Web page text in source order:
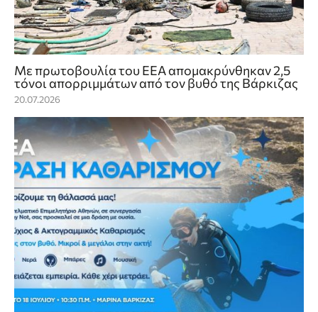
Με πρωτοβουλία του ΕΕΑ απομακρύνθηκαν 2,5
τόνοι απορριμμάτων από τον βυθό της Βάρκιζας
20.07.2026